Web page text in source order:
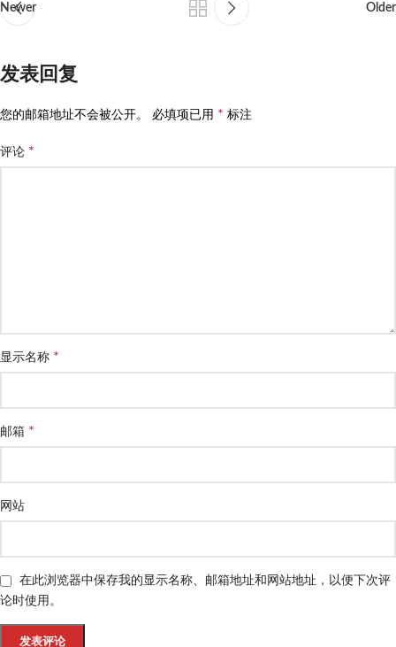
Newer Older
发表回复
您的邮箱地址不会被公开。 必填项已用 * 标注
评论 *
显示名称 *
邮箱 *
网站
在此浏览器中保存我的显示名称、邮箱地址和网站地址，以便下次评
论时使用。